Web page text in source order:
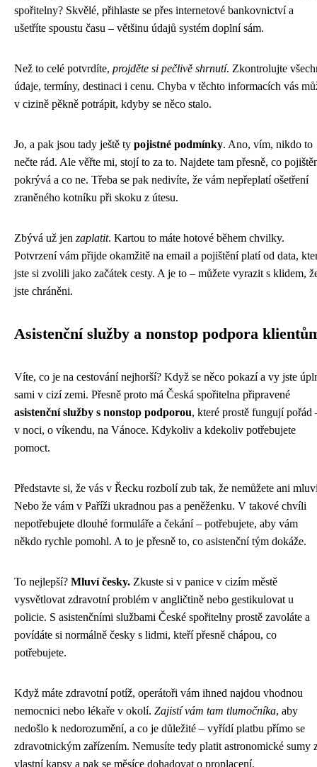
spořitelny? Skvělé, přihlaste se přes internetové bankovnictví a
ušetříte spoustu času – většinu údajů systém doplní sám.
Než to celé potvrdíte, projděte si pečlivě shrnutí. Zkontrolujte
údaje, termíny, destinaci i cenu. Chyba v těchto informacích vás
v cizině pěkně potrápit, kdyby se něco stalo.
Jo, a pak jsou tady ještě ty pojistné podmínky. Ano, vím, nikdo to
nečte rád. Ale věřte mi, stojí to za to. Najdete tam přesně, co
pokrývá a co ne. Třeba se pak nedivíte, že vám nepřeplatí ošetření
zraněného kotníku při skoku z útesu.
Zbývá už jen zaplatit. Kartou to máte hotové během chvilky.
Potvrzení vám přijde okamžitě na email a pojištění platí od data,
jste si zvolili jako začátek cesty. A je to – můžete vyrazit s klidem,
jste chráněni.
Asistenční služby a nonstop podpora
Víte, co je na cestování nejhorší? Když se něco pokazí a vy jste
sami v cizí zemi. Přesně proto má Česká spořitelna připravené
asistenční služby s nonstop podporou, které prostě fungují pořád
v noci, o víkendu, na Vánoce. Kdykoliv a kdekoliv potřebujete
pomoct.
Představte si, že vás v Řecku rozbolí zub tak, že nemůžete ani
Nebo že vám v Paříži ukradnou pas a peněženku. V takové chvíli
nepotřebujete dlouhé formuláře a čekání – potřebujete, aby vám
někdo rychle pomohl. A to je přesně to, co asistenční tým dokáže.
To nejlepší? Mluví česky. Zkuste si v panice v cizím městě
vysvětlovat zdravotní problém v angličtině nebo gestikulovat u
policie. S asistenčními službami České spořitelny prostě zavoláte a
povídáte si normálně česky s lidmi, kteří přesně chápou, co
potřebujete.
Když máte zdravotní potíž, operátoři vám ihned najdou vhodnou
nemocnici nebo lékaře v okolí. Zajistí vám tam tlumočníka, aby
nedošlo k nedorozumění, a co je důležité – vyřídí platbu přímo se
zdravotnickým zařízením. Nemusíte tedy platit astronomické sumy
vlastní kapsy a pak se měsíce dohadovat o proplacení.